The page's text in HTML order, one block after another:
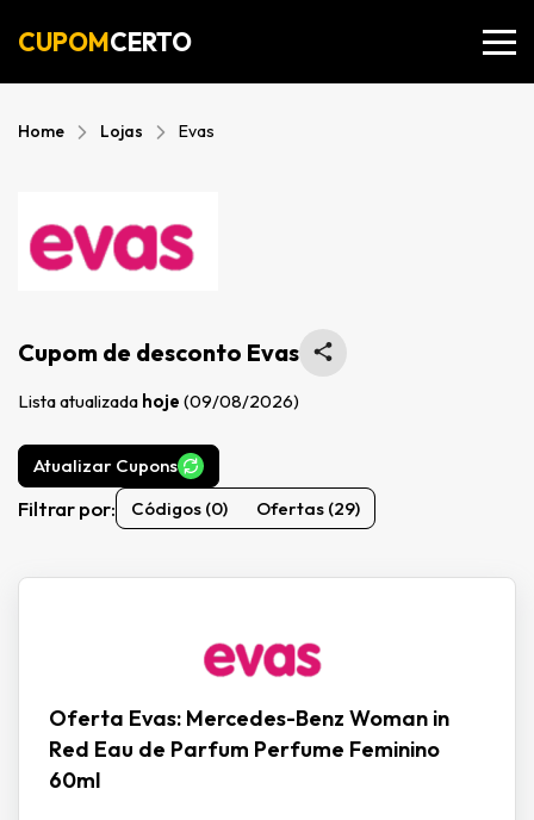
CUPOMCERTO
Home Lojas Evas
Cupom de desconto Evas
Lista atualizada hoje (09/08/2026)
Filtrar por: Códigos (0) Ofertas (29)
Atualizar Cupons
Oferta Evas: Mercedes-Benz Woman in
Red Eau de Parfum Perfume Feminino
60ml